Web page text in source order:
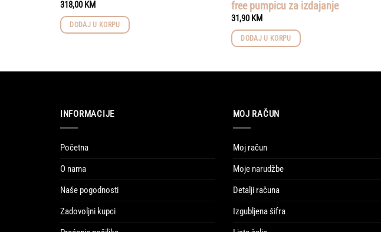
318,00KM
DODAJ U KORPU
free pumpicu za izdajanje
31,90KM
DODAJ U KORPU
INFORMACIJE
Početna
O nama
Naše pogodnosti
Zadovoljni kupci
MOJ RAČUN
Moj račun
Moje narudžbe
Detalji računa
Izgubljena šifra